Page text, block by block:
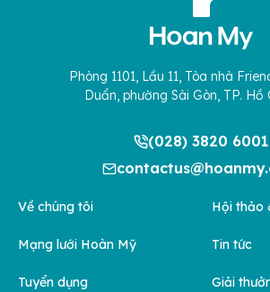
Phòng 1101, Lầu 11, Tòa nhà
Duẩn, phường Sài Gòn, TP. Hồ
(028) 3820 6001
Về chúng tôi
Mạng lưới Hoàn Mỹ
Tuyển dụng
Hội thảo
Tin tức
Giải